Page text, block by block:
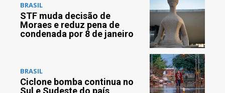
BRASIL
STF muda decisão de
Moraes e reduz pena de
condenada por 8 de janeiro
BRASIL
Ciclone bomba continua no
Sul e Sudeste do país